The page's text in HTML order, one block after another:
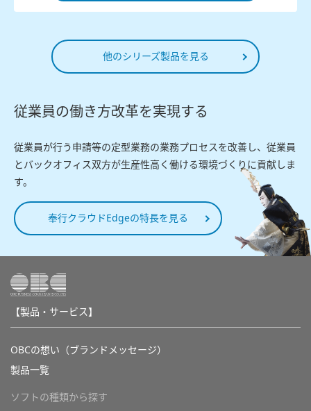
他のシリーズ製品を見る
従業員の働き方改革を実現する
従業員が行う申請等の定型業務の業務プロセスを改善し、従業員
とバックオフィス双方が生産性高く働ける環境づくりに貢献しま
す。
奉行クラウドEdgeの特長を見る
【製品・サービス】
OBCの想い（ブランドメッセージ）
製品一覧
ソフトの種類から探す